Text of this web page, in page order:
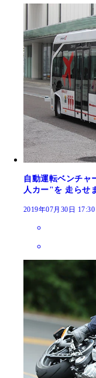
自動運転ベンチャ
人カー"を 走らせ
2019年07月30日 17:30